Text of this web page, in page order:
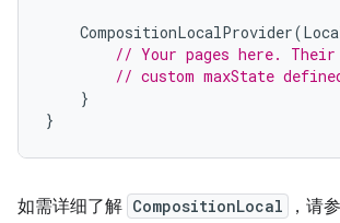
CompositionLocalProvider(
// Your pages here.
// custom maxState
}
}
如需详细了解 CompositionLocal ，请